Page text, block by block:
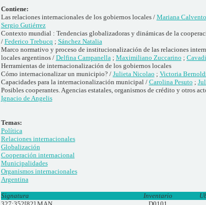
Contiene:
Las relaciones internacionales de los gobiernos locales / Mariana Calvento
Sergio Gutiérrez
Contexto mundial : Tendencias globalizadoras y dinámicas de la
/ Federico Trebucq ; Sánchez Natalia
Marco normativo y proceso de institucionalización de las relaciones
locales argentinos / Delfina Campanella ; Maximiliano Zuccarino ;
Herramientas de internacionalización de los gobiernos locales
Cómo internacionalizar un municipio? / Julieta Nicolao ; Victoria
Capacidades para la internacionalización municipal / Carolina Pesuto ;
Posibles cooperantes. Agencias estatales, organismos de crédito y otros
Ignacio de Angelis
Temas:
Política
Relaciones internacionales
Globalización
Cooperación internacional
Municipalidades
Organismos internacionales
Argentina
Signatura Inventario